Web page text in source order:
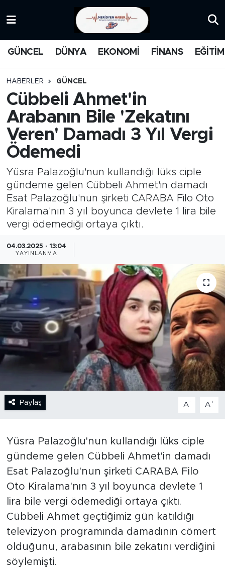
GÜNCEL DÜNYA EKONOMİ FİNANS EĞİTİM
HABERLER GÜNCEL
Cübbeli Ahmet'in
Arabanın Bile 'Zekatını
Veren' Damadı 3 Yıl Vergi
Ödemedi
Yüsra Palazoğlu'nun kullandığı lüks ciple
gündeme gelen Cübbeli Ahmet'in damadı
Esat Palazoğlu'nun şirketi CARABA Filo Oto
Kiralama'nın 3 yıl boyunca devlete 1 lira bile
vergi ödemediği ortaya çıktı.
04.03.2025 - 13:04
YAYINLANMA
Paylaş A- A+
Yüsra Palazoğlu'nun kullandığı lüks ciple
gündeme gelen Cübbeli Ahmet'in damadı
Esat Palazoğlu'nun şirketi CARABA Filo
Oto Kiralama'nın 3 yıl boyunca devlete 1
lira bile vergi ödemediği ortaya çıktı.
Cübbeli Ahmet geçtiğimiz gün katıldığı
televizyon programında damadının cömert
olduğunu, arabasının bile zekatını verdiğini
söylemişti.
MEDYA
FİNANS
DÜNYA
GÜNCEL
KARİKATÜR
BİLİM-TEKNOLOJİ
RÖPÖRTAJ
ANALİZ
NOSTALJİ
KULİS
YAZARLAR
DİNİ
SPOR
KÜLTÜR SANAT
TARİHTEN GÜNÜMÜZE
Trafik Durumu
Süper Lig Puan Durumu ve Fikstür
Tüm Manşetler
Son Dakika Haberleri
Haber Arşivi